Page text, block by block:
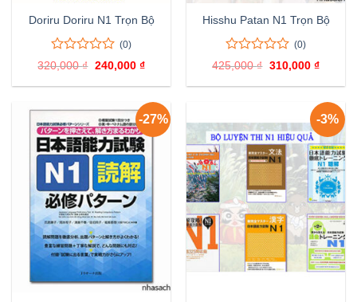
Doriru Doriru N1 Trọn Bộ
0
trên
5
0
giá
(0)
320,000₫ Giá
là:
240,000 ₫Giá
tại
240,000 ₫.
Hisshu Patan N1 Trọn Bộ
0
trên
5
0
(0)
425,000₫ Giá
là:
310,000 ₫Giá
tại
-27% -3%